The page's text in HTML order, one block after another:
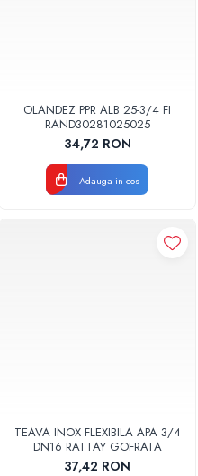
OLANDEZ PPR ALB 25-3/4 FI
RAND30281025025
34,72 RON
Adauga in cos
TEAVA INOX FLEXIBILA APA 3/4
DN16 RATTAY GOFRATA
37,42 RON